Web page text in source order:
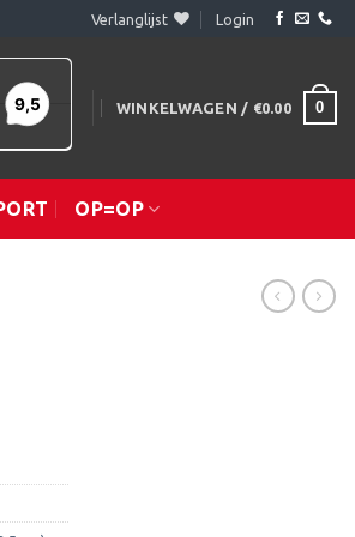
Verlanglijst Login
WINKELWAGEN / €0.00 0
OP=OP